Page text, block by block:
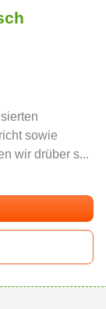
sowie
wir drüber s...